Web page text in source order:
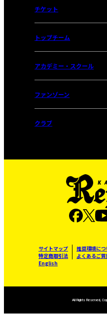
チケット
トップチーム
アカデミー・スクール
ファンゾーン
クラブ
サイトマップ 推奨環境につ
特定商取引法
よくあるご
English
All Rights Reserved,